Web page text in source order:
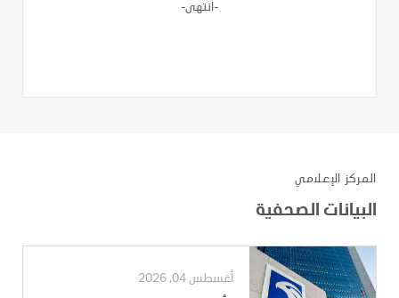
-انتهى-
المركز الإعلامي
البيانات الصحفية
أغسطس 04, 2026